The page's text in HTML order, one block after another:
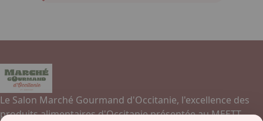
Le Salon Marché Gourmand d'Occitanie, l'excellence des
produits alimentaires d'Occitanie présentée au MEETT,